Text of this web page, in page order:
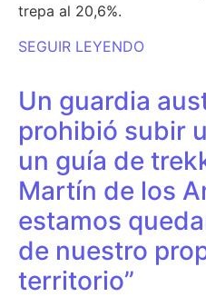
trepa al 20,6%.
SEGUIR LEYENDO
Un guardia
prohibió subir
un guía de
Martín de los
estamos
de nuestro
territorio”